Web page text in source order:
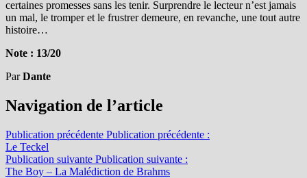
certaines promesses sans les tenir. Surprendre le lecteur n’est jamais
un mal, le tromper et le frustrer demeure, en revanche, une tout autre
histoire…
Note : 13/20
ParDante
Navigation de l’article
Publication précédente Publication précédente :
Le Teckel
Publication suivante Publication suivante :
The Boy – La Malédiction de Brahms